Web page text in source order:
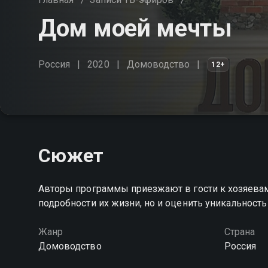
Дом моей мечты
Россия 2020 Домоводство 12+
Сюжет
Авторы программы приезжают в гости к
подробности их жизни, но и оценить
Жанр
Домоводство
Страна
Россия